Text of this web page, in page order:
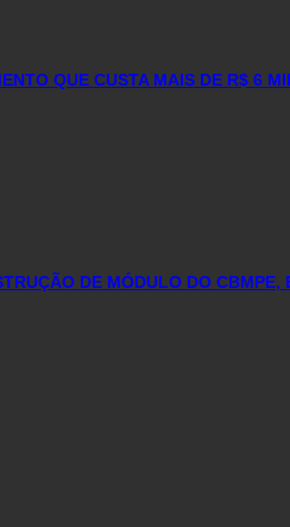
QUE CUSTA MAIS DE R$ 6
DE MÓDULO DO CBMPE,